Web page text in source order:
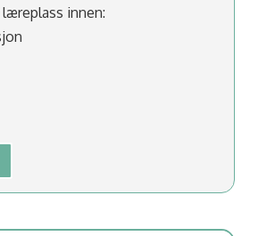
innen: